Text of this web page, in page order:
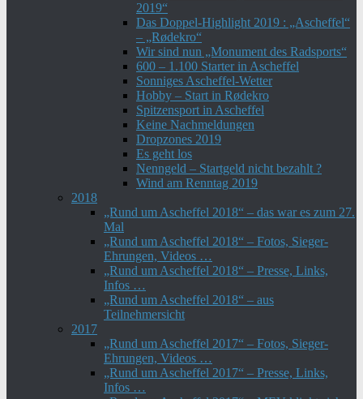
2019“
Das Doppel-Highlight 2019 : „Ascheffel“
– „Rødekro“
Wir sind nun „Monument des Radsports“
600 – 1.100 Starter in Ascheffel
Sonniges Ascheffel-Wetter
Hobby – Start in Rødekro
Spitzensport in Ascheffel
Keine Nachmeldungen
Dropzones 2019
Es geht los
Nenngeld – Startgeld nicht bezahlt ?
Wind am Renntag 2019
2018
„Rund um Ascheffel 2018“ – das war es zum 27.
Mal
„Rund um Ascheffel 2018“ – Fotos, Sieger-
Ehrungen, Videos …
„Rund um Ascheffel 2018“ – Presse, Links,
Infos …
„Rund um Ascheffel 2018“ – aus
Teilnehmersicht
2017
„Rund um Ascheffel 2017“ – Fotos, Sieger-
Ehrungen, Videos …
„Rund um Ascheffel 2017“ – Presse, Links,
Infos …